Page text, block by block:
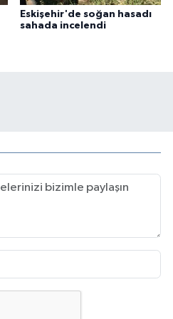
Eskişehir'de soğan hasadı
sahada incelendi